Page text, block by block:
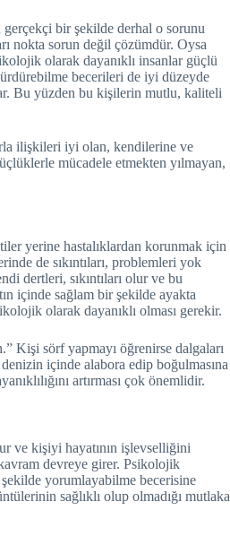
gerçekçi bir şekilde derhal o sorunu
nokta sorun değil çözümdür. Oysa
olarak dayanıklı insanlar güçlü
becerileri de iyi düzeyde
Bu yüzden bu kişilerin mutlu, kaliteli
ilişkileri iyi olan, kendilerine ve
mücadele etmekten yılmayan,
yerine hastalıklardan korunmak için
de sıkıntıları, problemleri yok
dertleri, sıkıntıları olur ve bu
içinde sağlam bir şekilde ayakta
olarak dayanıklı olması gerekir.
Kişi sörf yapmayı öğrenirse dalgaları
içinde alabora edip boğulmasına
artırması çok önemlidir.
ve kişiyi hayatının işlevselliğini
devreye girer. Psikolojik
şekilde yorumlayabilme becerisine
sağlıklı olup olmadığı mutlaka